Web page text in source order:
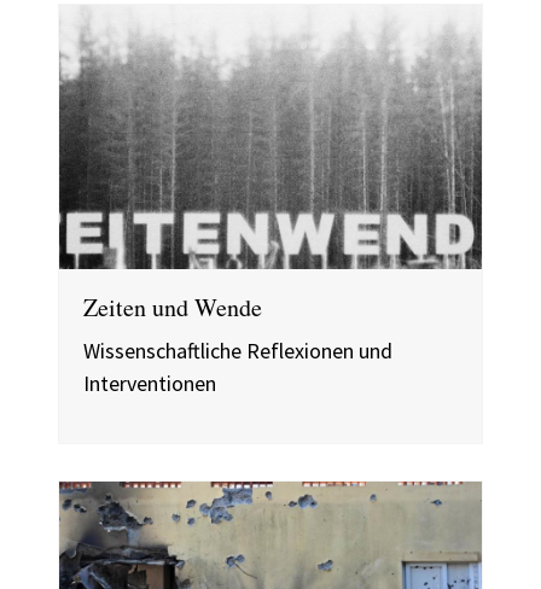
Zeiten und Wende
Wissenschaftliche Reflexionen und
Interventionen